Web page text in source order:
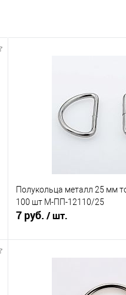
Полукольца металл 25 мм
100 шт М-ПП-12110/25
7 руб. / шт.